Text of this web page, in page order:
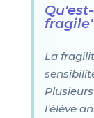
La
l'élève